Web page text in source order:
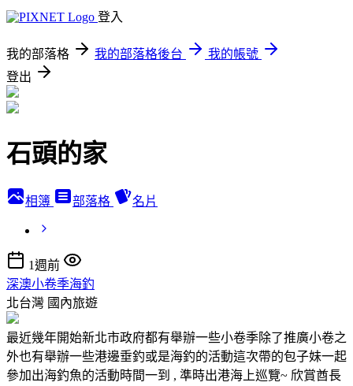
登入
我的部落格 我的部落格後台
我的帳號
登出
石頭的家
相簿 部落格 名片
1週前
深澳小卷季海釣
北台灣 國內旅遊
最近幾年開始新北市政府都有舉辦一些小卷季除了推廣小卷之
外也有舉辦一些港邊垂釣或是海釣的活動這次帶的包子妹一起
參加出海釣魚的活動時間一到 , 準時出港海上巡覽~ 欣賞酋長